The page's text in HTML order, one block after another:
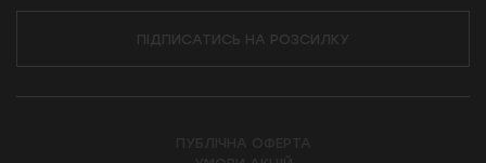
ПІДПИСАТИСЬ НА РОЗСИЛКУ